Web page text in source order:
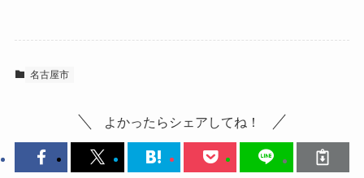
名古屋市
よかったらシェアしてね！